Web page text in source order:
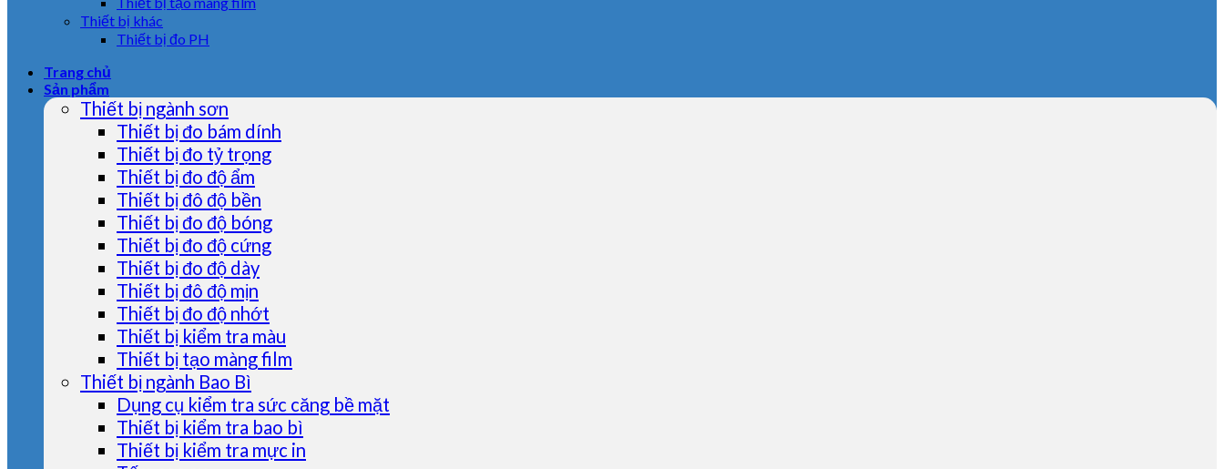
Thiết bị khác
Thiết bị đo PH
Trang chủ
Sản phẩm
Thiết bị ngành sơn
Thiết bị đo bám dính
Thiết bị đo tỷ trọng
Thiết bị đo độ ẩm
Thiết bị đô độ bền
Thiết bị đo độ bóng
Thiết bị đo độ cứng
Thiết bị đo độ dày
Thiết bị đô độ mịn
Thiết bị đo độ nhớt
Thiết bị kiểm tra màu
Thiết bị tạo màng film
Thiết bị ngành Bao Bì
Dụng cụ kiểm tra sức căng bề mặt
Thiết bị kiểm tra bao bì
Thiết bị kiểm tra mực in